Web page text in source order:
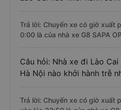
Trả lời: Chuyến xe có giờ xuất
0:00 là của nhà xe G8 SAPA
Câu hỏi: Nhà xe đi Lào
Hà Nội nào khởi hành trễ
Trả lời: Chuyến xe có giờ xuất